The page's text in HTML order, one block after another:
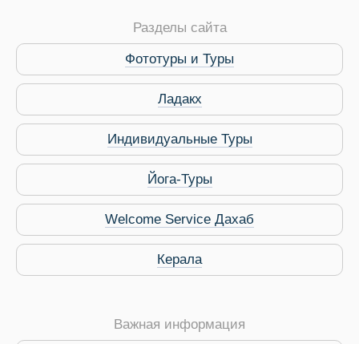
Путеводитель по
Разделы сайта
Фототуры и Туры
Ладакх
Индивидуальные Туры
Йога-Туры
Welcome Service Дахаб
Керала
Важная информация